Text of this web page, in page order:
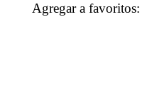
Agregar a